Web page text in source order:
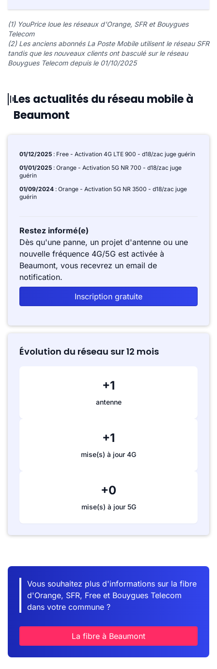
(1) YouPrice loue les réseaux d'Orange, SFR et Bouygues
Telecom
(2) Les anciens abonnés La Poste Mobile utilisent le réseau SFR
tandis que les nouveaux clients ont basculé sur le réseau
Bouygues Telecom depuis le 01/10/2025
Les actualités du réseau mobile à
Beaumont
01/12/2025 : Free - Activation 4G LTE 900 - d18/zac juge guérin
01/01/2025 : Orange - Activation 5G NR 700 - d18/zac juge
guérin
01/09/2024 : Orange - Activation 5G NR 3500 - d18/zac juge
guérin
Restez informé(e)
Dès qu'une panne, un projet d'antenne ou une
nouvelle fréquence 4G/5G est activée à
Beaumont, vous recevrez un email de
notification.
Inscription gratuite
Évolution du réseau sur 12 mois
+1
antenne
+1
mise(s) à jour 4G
+0
mise(s) à jour 5G
Vous souhaitez plus d'informations sur la fibre
d'Orange, SFR, Free et Bouygues Telecom
dans votre commune ?
La fibre à Beaumont